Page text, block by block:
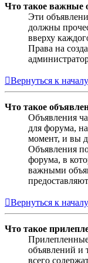
Что такое важные
Эти
должны
вверху
Права на
Вернуться к началу
Что такое
Объявления
для форума,
момент, и вы
Объявления
форума, в
важными
Вернуться к началу
Что такое
объявлений и
всего